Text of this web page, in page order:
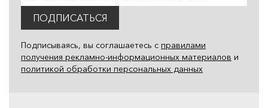
ПОДПИСАТЬСЯ
Подписываясь, вы соглашаетесь с правилами
получения рекламно-информационных материалов и
политикой обработки персональных данных